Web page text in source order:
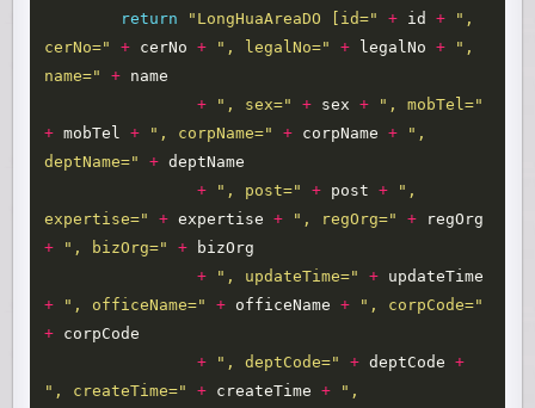
return
"LongHuaAreaDO [id=" + id +
",
cerNo="
+ cerNo + ", legalNo=" + legalNo +
",
name="
+ name
+
", sex=" + sex +
", mobTel="
+ mobTel + ", corpName=" + corpName +
",
deptName="
+ deptName
+
", post=" + post +
",
expertise="
+ expertise + ", regOrg=" +
regOrg
+
", bizOrg=" +
bizOrg
+
", updateTime=" + updateTime
+
", officeName=" + officeName +
", corpCode="
+ corpCode
+
", deptCode=" + deptCode
+
", createTime="
+ createTime +
",